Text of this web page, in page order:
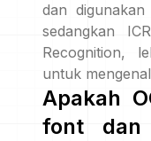
dan
sedangkan
Recognition,
untuk
Apakah
font dan